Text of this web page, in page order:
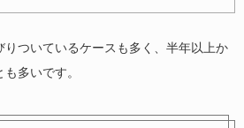
りついているケースも多く、半年以上か
多いです。